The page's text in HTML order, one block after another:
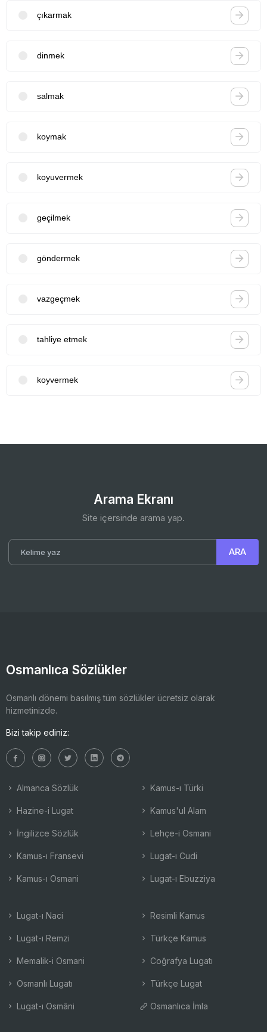
çıkarmak
dinmek
salmak
koymak
koyuvermek
geçilmek
göndermek
vazgeçmek
tahliye etmek
koyvermek
Arama Ekranı
Site içersinde arama yap.
Osmanlıca Sözlükler
Osmanlı dönemi basılmış tüm sözlükler ücretsiz olarak
hizmetinizde.
Bizi takip ediniz:
Almanca Sözlük
Hazine-i Lugat
İngilizce Sözlük
Kamus-ı Fransevi
Kamus-ı Osmani
Kamus-ı Türki
Kamus'ul Alam
Lehçe-i Osmani
Lugat-ı Cudi
Lugat-ı Ebuzziya
Lugat-ı Naci
Lugat-ı Remzi
Memalik-i Osmani
Osmanlı Lugatı
Lugat-ı Osmâni
Resimli Kamus
Türkçe Kamus
Coğrafya Lugatı
Türkçe Lugat
Osmanlıca İmla